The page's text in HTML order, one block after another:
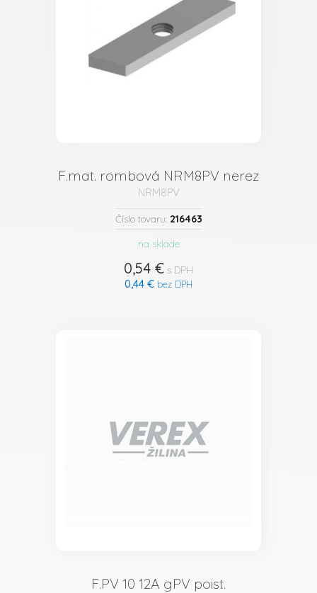
F.mat. rombová NRM8PV nerez
NRM8PV
Číslo tovaru: 216463
na sklade
0,54 € s DPH
0,44 € bez DPH
F.PV 10 12A gPV poist.